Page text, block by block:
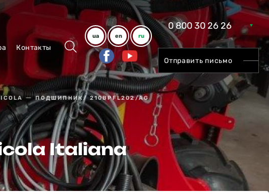
Контакты
ua en ru
0 800 30 26 26
Отправить письмо
ПОДШИПНИК/ 210BPFL202/AG
Italiana